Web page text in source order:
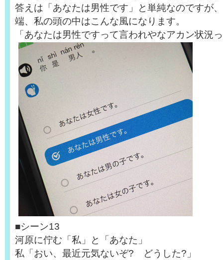
答えは「あなたは男性です」と単純なのですが
端、私の頭の中はこんな風になります。
「あなたは男性ですって言われやなアカン状況
■シーン13
河原に佇む「私」と「あなた」
私「おい、最近元気ないぞ? どうした?」